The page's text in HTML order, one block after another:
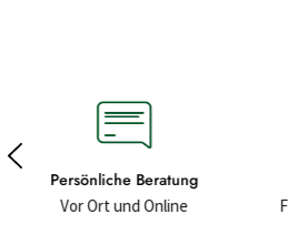
Große Auswahl
Für die ganze Familie